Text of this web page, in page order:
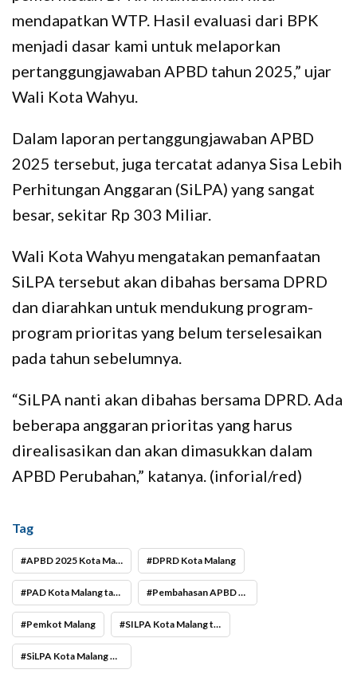
mendapatkan WTP. Hasil evaluasi dari BPK
menjadi dasar kami untuk melaporkan
pertanggungjawaban APBD tahun 2025,” ujar
Wali Kota Wahyu.
Dalam laporan pertanggungjawaban APBD
2025 tersebut, juga tercatat adanya Sisa Lebih
Perhitungan Anggaran (SiLPA) yang sangat
besar, sekitar Rp 303 Miliar.
Wali Kota Wahyu mengatakan pemanfaatan
SiLPA tersebut akan dibahas bersama DPRD
dan diarahkan untuk mendukung program-
program prioritas yang belum terselesaikan
pada tahun sebelumnya.
“SiLPA nanti akan dibahas bersama DPRD. Ada
beberapa anggaran prioritas yang harus
direalisasikan dan akan dimasukkan dalam
APBD Perubahan,” katanya. (inforial/red)
Tag
APBD 2025 Kota Malang DPRD Kota Malang
PAD Kota Malang tahun 2025 Pembahasan APBD 2025 Kota Malang
Pemkot Malang SILPA Kota Malang tahun 2025
SiLPA Kota Malang Tahun 2025 Rp 303 Miliar